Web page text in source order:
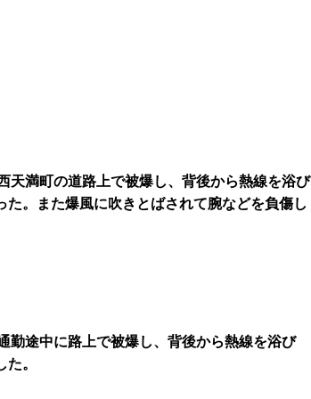
満町の道路上で被爆し、背後から熱線を浴び
。また爆風に吹きとばされて腕などを負傷し
途中に路上で被爆し、背後から熱線を浴び
。